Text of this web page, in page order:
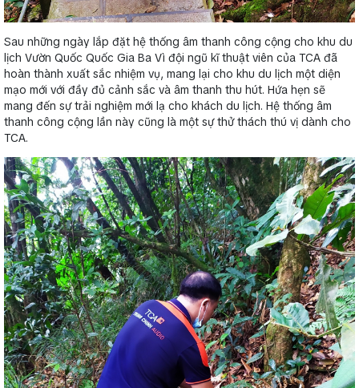
Sau những ngày lắp đặt hệ thống âm thanh công cộng cho khu du
lịch Vườn Quốc Quốc Gia Ba Vì đội ngũ kĩ thuật viên của TCA đã
hoàn thành xuất sắc nhiệm vụ, mang lại cho khu du lịch một diện
mạo mới với đầy đủ cảnh sắc và âm thanh thu hút. Hứa hẹn sẽ
mang đến sự trải nghiệm mới lạ cho khách du lịch. Hệ thống âm
thanh công cộng lần này cũng là một sự thử thách thú vị dành cho
TCA.